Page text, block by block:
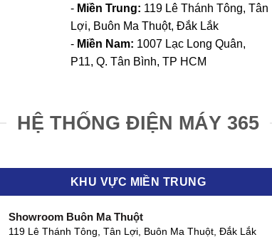
- Miền Trung: 119 Lê Thánh Tông, Tân
Lợi, Buôn Ma Thuột, Đắk Lắk
- Miền Nam: 1007 Lạc Long Quân,
P11, Q. Tân Bình, TP HCM
HỆ THỐNG ĐIỆN MÁY 365
KHU VỰC MIỀN TRUNG
Showroom Buôn Ma Thuột
119 Lê Thánh Tông, Tân Lợi, Buôn Ma Thuột, Đắk Lắk